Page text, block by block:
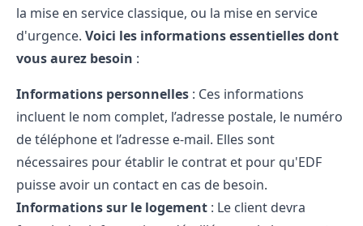
la mise en service classique, ou la mise en service
d'urgence. Voici les informations essentielles dont
vous aurez besoin :
Informations personnelles : Ces informations
incluent le nom complet, l’adresse postale, le numéro
de téléphone et l’adresse e-mail. Elles sont
nécessaires pour établir le contrat et pour qu'EDF
puisse avoir un contact en cas de besoin.
Informations sur le logement : Le client devra